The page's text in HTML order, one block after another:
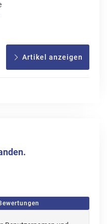
Artikel anzeigen